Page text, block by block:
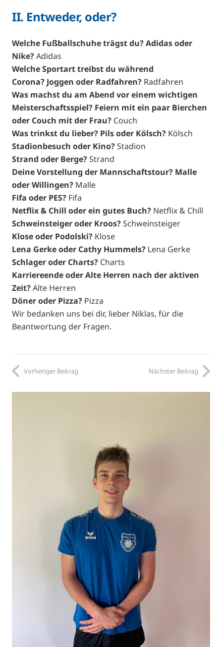
II. Entweder, oder?
Welche Fußballschuhe trägst du? Adidas oder
Nike?Adidas
Welche Sportart treibst du während
Corona? Joggen oder Radfahren? Radfahren
Was machst du am Abend vor einem wichtigen
Meisterschaftsspiel? Feiern mit ein paar Bierchen
oder Couch mit der Frau? Couch
Was trinkst du lieber? Pils oder Kölsch? Kölsch
Stadionbesuch oder Kino?Stadion
Strand oder Berge?Strand
Deine Vorstellung der Mannschaftstour? Malle
oder Willingen? Malle
Fifa oder PES? Fifa
Netflix & Chill oder ein gutes Buch? Netflix & Chill
Schweinsteiger oder Kroos?Schweinsteiger
Klose oder Podolski? Klose
Lena Gerke oder Cathy Hummels? Lena Gerke
Schlager oder Charts? Charts
Karriereende oder Alte Herren nach der aktiven
Zeit?Alte Herren
Döner oder Pizza? Pizza
Wir bedanken uns bei dir, lieber Niklas, für die
Beantwortung der Fragen.
Vorheriger Beitrag Nächster Beitrag